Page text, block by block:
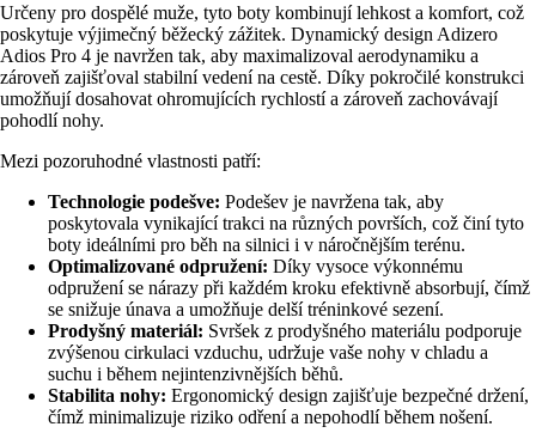
Určeny pro dospělé muže, tyto boty kombinují lehkost a komfort, což
poskytuje výjimečný běžecký zážitek. Dynamický design Adizero
Adios Pro 4 je navržen tak, aby maximalizoval aerodynamiku a
zároveň zajišťoval stabilní vedení na cestě. Díky pokročilé konstrukci
umožňují dosahovat ohromujících rychlostí a zároveň zachovávají
pohodlí nohy.
Mezi pozoruhodné vlastnosti patří:
Technologie podešve: Podešev je navržena tak, aby
poskytovala vynikající trakci na různých površích, což činí tyto
boty ideálními pro běh na silnici i v náročnějším terénu.
Optimalizované odpružení: Díky vysoce výkonnému
odpružení se nárazy při každém kroku efektivně absorbují, čímž
se snižuje únava a umožňuje delší tréninkové sezení.
Prodyšný materiál: Svršek z prodyšného materiálu podporuje
zvýšenou cirkulaci vzduchu, udržuje vaše nohy v chladu a
suchu i během nejintenzivnějších běhů.
Stabilita nohy: Ergonomický design zajišťuje bezpečné držení,
čímž minimalizuje riziko odření a nepohodlí během nošení.